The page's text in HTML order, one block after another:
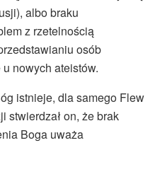
albo braku
z rzetelnością
osób
nowych ateistów.
istnieje, dla samego Flew
stwierdzał on, że brak
Boga uważa